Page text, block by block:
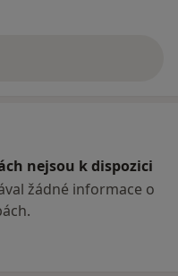
e-mailem
nejsou k dispozici
žádné informace o